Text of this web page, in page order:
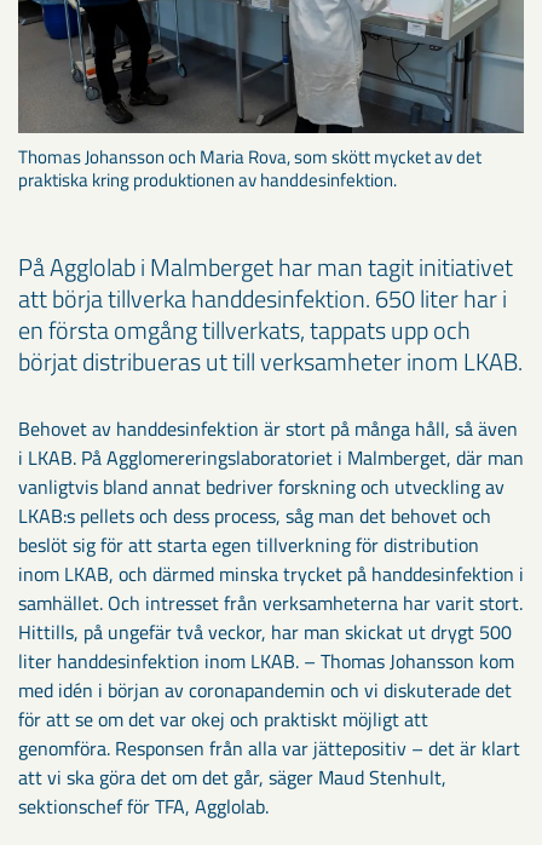
Thomas Johansson och Maria Rova, som skött mycket av det
praktiska kring produktionen av handdesinfektion.
På Agglolab i Malmberget har man tagit initiativet
att börja tillverka handdesinfektion. 650 liter har i
en första omgång tillverkats, tappats upp och
börjat distribueras ut till verksamheter inom LKAB.
Behovet av handdesinfektion är stort på många håll, så även
i LKAB. På Agglomereringslaboratoriet i Malmberget, där man
vanligtvis bland annat bedriver forskning och utveckling av
LKAB:s pellets och dess process, såg man det behovet och
beslöt sig för att starta egen tillverkning för distribution
inom LKAB, och därmed minska trycket på handdesinfektion i
samhället. Och intresset från verksamheterna har varit stort.
Hittills, på ungefär två veckor, har man skickat ut drygt 500
liter handdesinfektion inom LKAB. – Thomas Johansson kom
med idén i början av coronapandemin och vi diskuterade det
för att se om det var okej och praktiskt möjligt att
genomföra. Responsen från alla var jättepositiv – det är klart
att vi ska göra det om det går, säger Maud Stenhult,
sektionschef för TFA, Agglolab.